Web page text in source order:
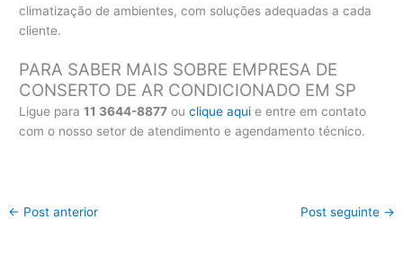
climatização de ambientes, com soluções adequadas a cada
cliente.
PARA SABER MAIS SOBRE EMPRESA DE
CONSERTO DE AR CONDICIONADO EM SP
Ligue para11 3644-8877 ouclique aqui e entre em contato
com o nosso setor de atendimento e agendamento técnico.
← Post anterior Post seguinte →